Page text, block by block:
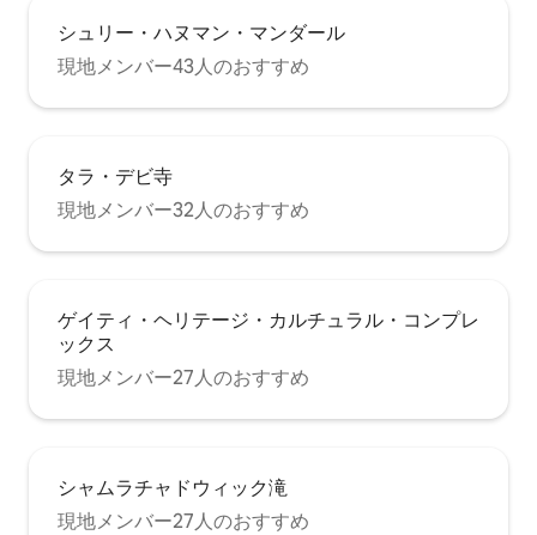
シュリー・ハヌマン・マンダール
現地メンバー43人のおすすめ
タラ・デビ寺
現地メンバー32人のおすすめ
ゲイティ・ヘリテージ・カルチュラル・コンプレ
ックス
現地メンバー27人のおすすめ
シャムラチャドウィック滝
現地メンバー27人のおすすめ